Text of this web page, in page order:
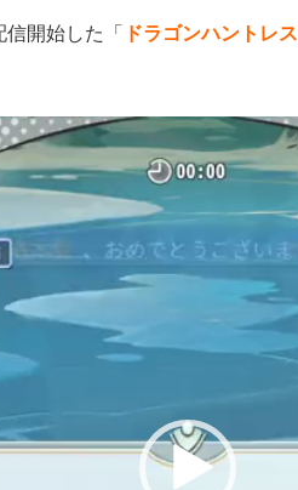
開始した「 ドラゴンハントレス